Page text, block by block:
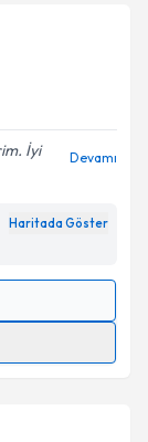
İyi
Devamı
Haritada Göster